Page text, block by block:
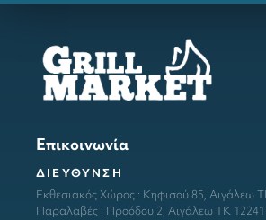
Επικοινωνία
ΔΙΕΥΘΥΝΣΗ
Εκθεσιακός Χώρος : Κηφισού 85, Αιγάλεω
Παραλαβές : Προόδου 2, Αιγάλεω ΤΚ 12241